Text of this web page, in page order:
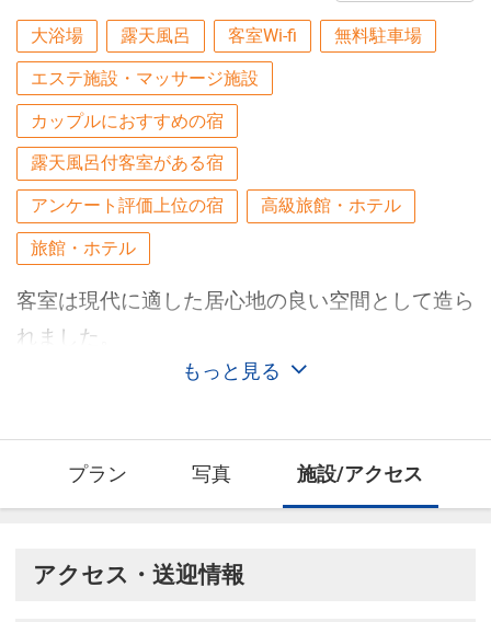
大浴場 露天風呂 客室Wi-fi 無料駐車場
エステ施設・マッサージ施設
カップルにおすすめの宿
露天風呂付客室がある宿
アンケート評価上位の宿 高級旅館・ホテル
旅館・ホテル
もっと見る
客室は現代に適した居心地の良い空間として造ら
れました。
プラン 写真 施設/アクセス
アクセス・送迎情報